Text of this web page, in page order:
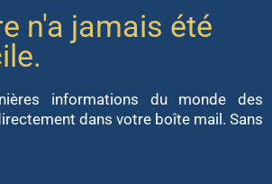
n'a jamais été
informations du monde des
dans votre boîte mail. Sans